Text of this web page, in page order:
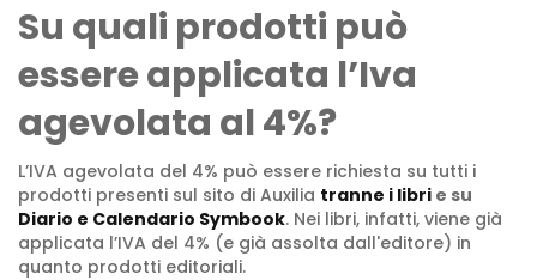
Su quali prodotti può
essere applicata l’Iva
agevolata al 4%?
L’IVA agevolata del 4% può essere richiesta su tutti i
prodotti presenti sul sito di Auxilia tranne i libri e su
Diario e Calendario Symbook. Nei libri, infatti, viene già
applicata l’IVA del 4% (e già assolta dall'editore) in
quanto prodotti editoriali.